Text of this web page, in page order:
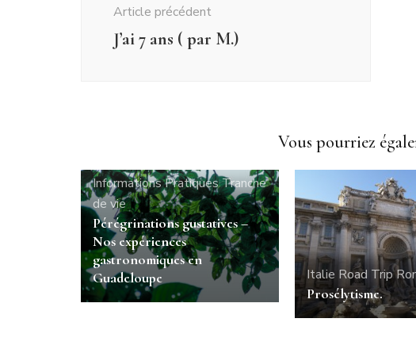
Article précédent
J’ai 7 ans ( par M.)
Vous pourriez
Informations PratiquesTranche
de vie
Pérégrinations gustatives –
Nos expériences
gastronomiques en
Guadeloupe
Italie Road Trip
Prosélytisme.